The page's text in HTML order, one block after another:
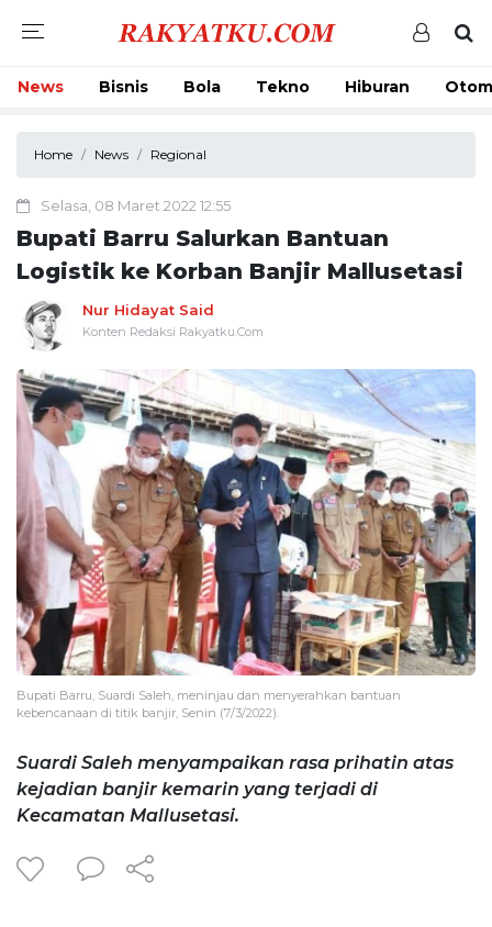
News Bisnis Bola Tekno Hiburan
Home News Regional
Selasa, 08 Maret 2022 12:55
Bupati Barru Salurkan Bantuan
Logistik ke Korban Banjir Mallusetasi
Nur Hidayat Said
Konten Redaksi Rakyatku.Com
Bupati Barru, Suardi Saleh, meninjau dan menyerahkan bantuan
kebencanaan di titik banjir, Senin (7/3/2022).
Suardi Saleh menyampaikan rasa prihatin atas
kejadian banjir kemarin yang terjadi di
Kecamatan Mallusetasi.